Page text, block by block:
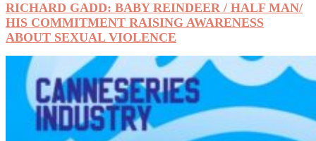
RICHARD GADD: BABY REINDEER / HALF MAN/
HIS COMMITMENT RAISING AWARENESS
ABOUT SEXUAL VIOLENCE